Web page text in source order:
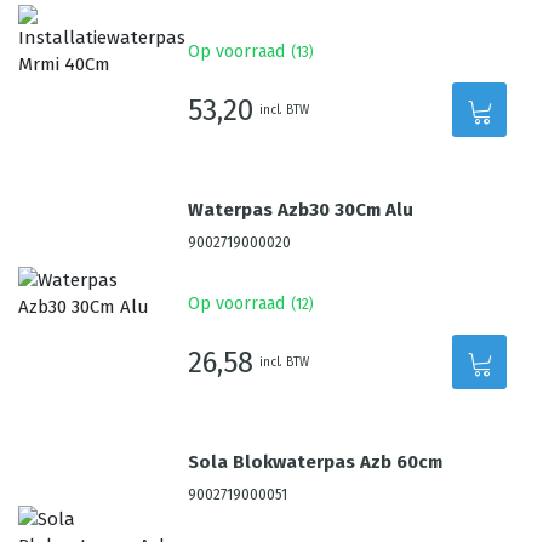
Op voorraad (13)
53,20 incl. BTW
Waterpas Azb30 30Cm Alu
9002719000020
Op voorraad (12)
26,58 incl. BTW
Sola Blokwaterpas Azb 60cm
9002719000051